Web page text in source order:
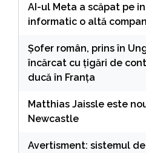
AI-ul Meta a scăpat pe
informatic o altă
Șofer român, prins în
încărcat cu țigări de
ducă în Franța
Matthias Jaissle este
Newcastle
Avertisment: sistemul